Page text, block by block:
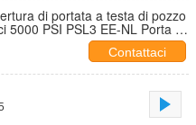
di portata a testa di pozzo
5000 PSI PSL3 EE-NL Porta di
Contattaci